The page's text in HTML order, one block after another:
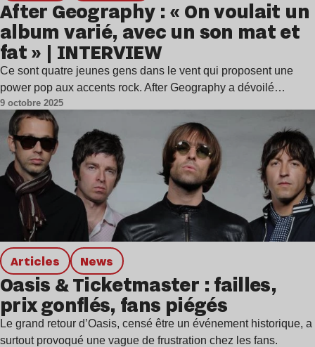
After Geography : « On voulait un
album varié, avec un son mat et
fat » | INTERVIEW
Ce sont quatre jeunes gens dans le vent qui proposent une
power pop aux accents rock. After Geography a dévoilé…
9 octobre 2025
Articles news
Oasis & Ticketmaster : failles,
prix gonflés, fans piégés
Le grand retour d’Oasis, censé être un événement historique, a
surtout provoqué une vague de frustration chez les fans.